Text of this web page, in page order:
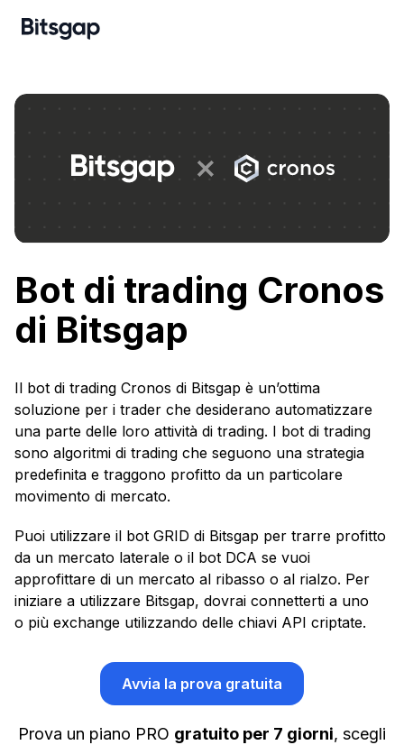
Bot di trading Cronos
di Bitsgap
Il bot di trading Cronos di Bitsgap è un’ottima
soluzione per i trader che desiderano automatizzare
una parte delle loro attività di trading. I bot di trading
sono algoritmi di trading che seguono una strategia
predefinita e traggono profitto da un particolare
movimento di mercato.
Puoi utilizzare il bot GRID di Bitsgap per trarre profitto
da un mercato laterale o il bot DCA se vuoi
approfittare di un mercato al ribasso o al rialzo. Per
iniziare a utilizzare Bitsgap, dovrai connetterti a uno
o più exchange utilizzando delle chiavi API criptate.
Avvia la prova gratuita
Prova un piano PRO gratuito per 7 giorni, scegli